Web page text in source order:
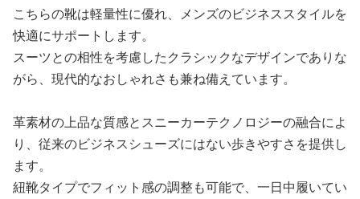
こちらの靴は軽量性に優れ、メンズのビジネススタイルを
快適にサポートします。
スーツとの相性を考慮したクラシックなデザインでありな
がら、現代的なおしゃれさも兼ね備えています。
革素材の上品な質感とスニーカーテクノロジーの融合によ
り、従来のビジネスシューズにはない歩きやすさを提供し
ます。
紐靴タイプでフィット感の調整も可能で、一日中履いてい